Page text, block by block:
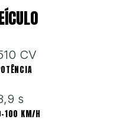
CV
s
100 KM/H